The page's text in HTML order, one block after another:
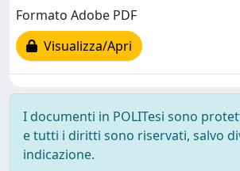
Formato Adobe PDF
Visualizza/Apri
I documenti in POLITesi sono
e tutti i diritti sono riservati, salvo
indicazione.